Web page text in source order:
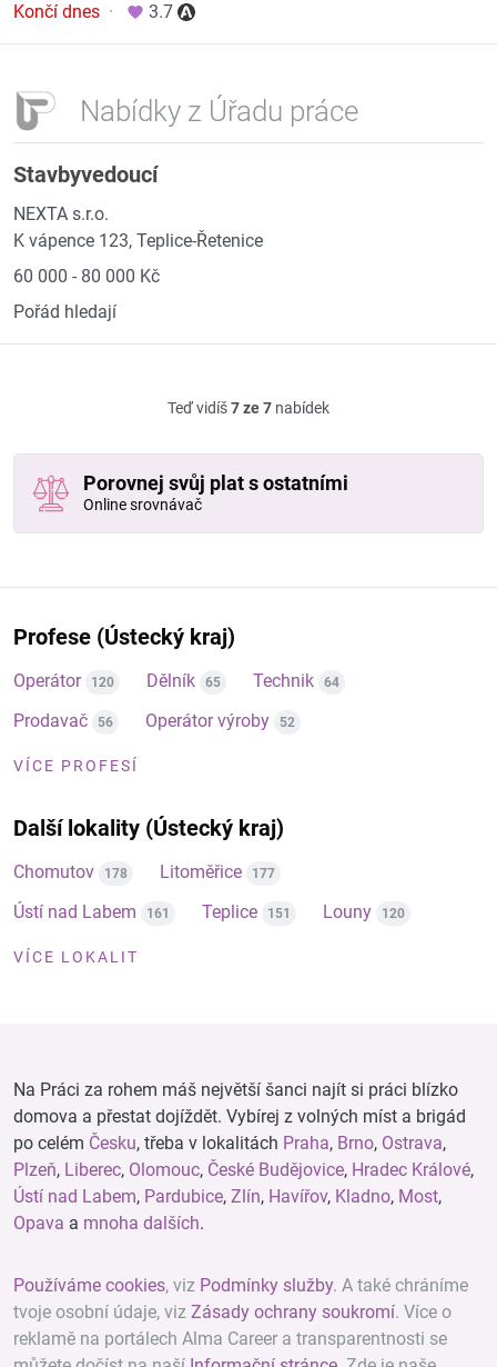
Končí dnes · 3.7
Nabídky z Úřadu práce
Stavbyvedoucí
NEXTA s.r.o.
K vápence 123, Teplice-Řetenice
60 000 - 80 000 Kč
Pořád hledají
Teď vidíš7 ze 7 nabídek
Porovnej svůj plat s ostatními
Online srovnávač
Profese (Ústecký kraj)
Operátor 120 Dělník 65 Technik 64
Prodavač 56 Operátor výroby 52
VÍCE PROFESÍ
Další lokality (Ústecký kraj)
Chomutov 178 Litoměřice 177
Ústí nad Labem 161 Teplice 151 Louny 120
VÍCE LOKALIT
Na Práci za rohem máš největší šanci najít si práci blízko
domova a přestat dojíždět. Vybírej z volných míst a brigád
po celém Česku, třeba v lokalitách Praha, Brno, Ostrava,
Plzeň, Liberec, Olomouc, České Budějovice, Hradec Králové,
Ústí nad Labem, Pardubice, Zlín, Havířov, Kladno, Most,
Opava a mnoha dalších.
Používáme cookies, viz Podmínky služby. A také chráníme
tvoje osobní údaje, viz Zásady ochrany soukromí. Více o
reklamě na portálech Alma Career a transparentnosti se